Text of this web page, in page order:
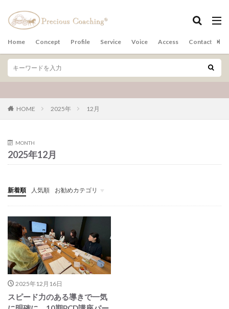
Home Concept Profile Service Voice Access Contact
HOME 2025年 12月
MONTH
2025年12月
新着順 人気順
お勧めカテゴリ
その他
2025年12月16日
スピード力のある導きで一気